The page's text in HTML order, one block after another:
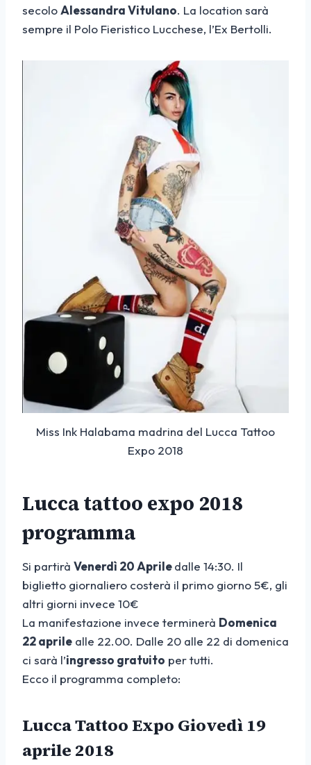
secoloAlessandra Vitulano. La location sarà
sempre il Polo Fieristico Lucchese, l’Ex Bertolli.
Miss Ink Halabama madrina del Lucca Tattoo
Expo 2018
Lucca tattoo expo 2018
programma
Si partirà Venerdì 20 Apriledalle 14:30. Il
biglietto giornaliero costerà il primo giorno 5€, gli
altri giorni invece 10€
La manifestazione invece terminerà Domenica
22 aprile alle 22.00. Dalle 20 alle 22 di domenica
ci sarà l’ingresso gratuito per tutti.
Ecco il programma completo:
Lucca Tattoo Expo Giovedì 19
aprile 2018